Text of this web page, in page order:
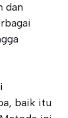
dan
baik itu